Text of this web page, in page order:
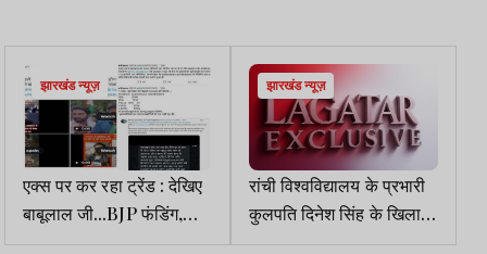
झारखंड न्यूज़
एक्स पर कर रहा ट्रेंड : देखिए
बाबूलाल जी...BJP फंडिंग,
विरोध, आंदोलन और मॉनसून
झारखंड न्यूज़
रांची विश्वविद्यालय के प्रभारी
कुलपति दिनेश सिंह के खिलाफ
जांच का आदेश